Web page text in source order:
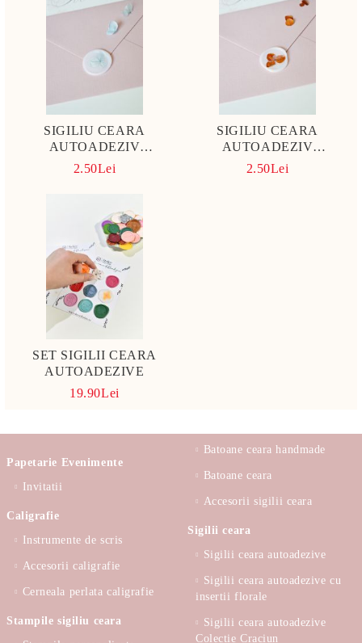
SIGILIU CEARA
AUTOADEZIV
HORTENSIE ALBASTRU
2.50Lei
SIGILIU CEARA
AUTOADEZIV
HORTENSIE CARAMIZIE
2.50Lei
SET SIGILII CEARA
AUTOADEZIVE
19.90Lei
Papetarie Evenimente
Invitatii
Caligrafie
Instrumente de scris
Accesorii caligrafie
Cerneala perlata caligrafie
Stampile sigiliu ceara
Batoane ceara handmade
Batoane ceara
Accesorii sigilii ceara
Sigilii ceara
Sigilii ceara autoadezive
Sigilii ceara autoadezive cu
insertii florale
Sigilii ceara autoadezive
Colectie Craciun